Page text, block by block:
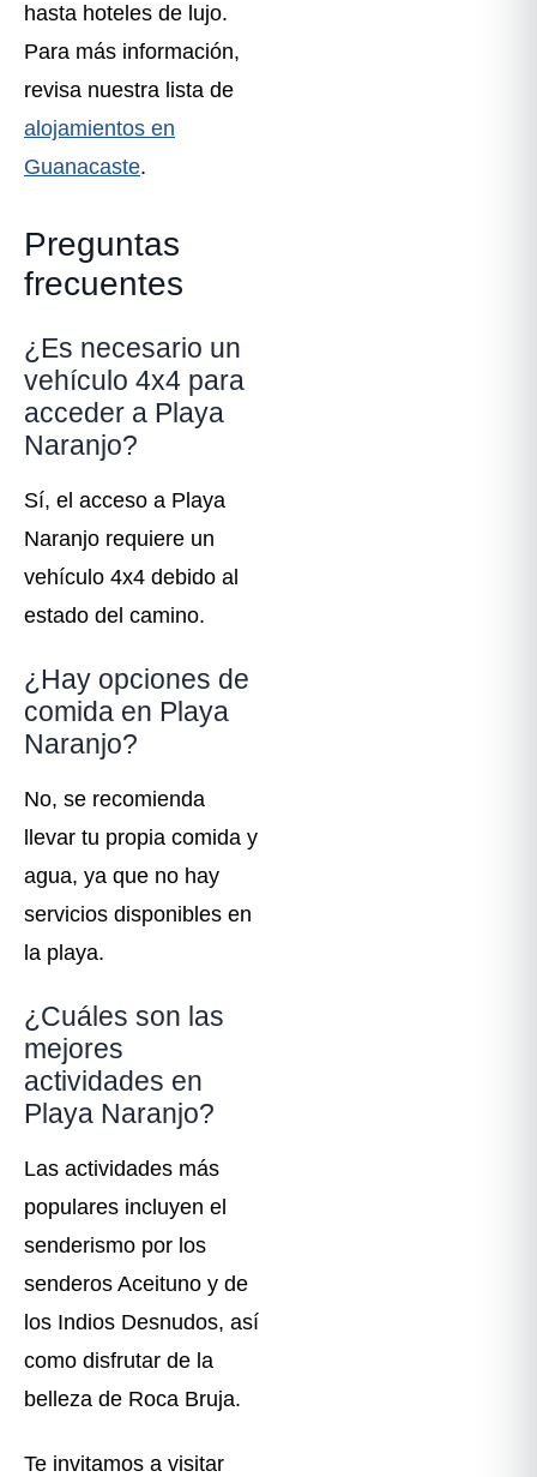
hasta hoteles de lujo.
Para más información,
revisa nuestra lista de
alojamientos en
Guanacaste.
Preguntas
frecuentes
¿Es necesario un
vehículo 4x4 para
acceder a Playa
Naranjo?
Sí, el acceso a Playa
Naranjo requiere un
vehículo 4x4 debido al
estado del camino.
¿Hay opciones de
comida en Playa
Naranjo?
No, se recomienda
llevar tu propia comida y
agua, ya que no hay
servicios disponibles en
la playa.
¿Cuáles son las
mejores
actividades en
Playa Naranjo?
Las actividades más
populares incluyen el
senderismo por los
senderos Aceituno y de
los Indios Desnudos, así
como disfrutar de la
belleza de Roca Bruja.
Te invitamos a visitar